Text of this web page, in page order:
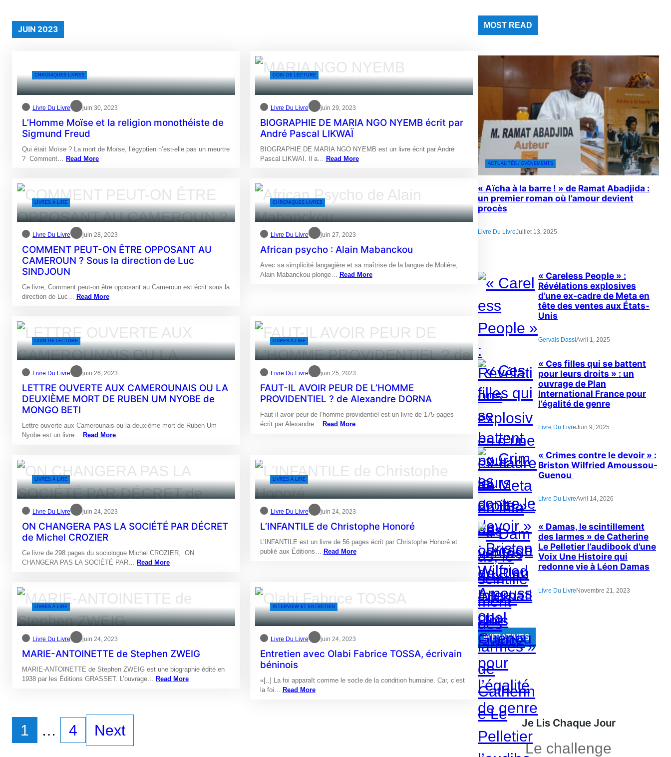
JUIN 2023
CHRONIQUES LIVRES
Livre Du Livre juin 30, 2023
L’Homme Moïse et la religion monothéiste de
Sigmund Freud
Qui était Moïse ? La mort de Moïse, l’égyptien n’est-elle pas un meurtre
? Comment… Read More
COIN DE LECTURE
Livre Du Livre juin 29, 2023
BIOGRAPHIE DE MARIA NGO NYEMB écrit par
André Pascal LIKWAÏ
BIOGRAPHIE DE MARIA NGO NYEMB est un livre écrit par André
Pascal LIKWAÏ. Il a… Read More
LIVRES À LIRE
Livre Du Livre juin 28, 2023
COMMENT PEUT-ON ÊTRE OPPOSANT AU
CAMEROUN ? Sous la direction de Luc
SINDJOUN
Ce livre, Comment peut-on être opposant au Cameroun est écrit sous la
direction de Luc… Read More
CHRONIQUES LIVRES
Livre Du Livre juin 27, 2023
African psycho : Alain Mabanckou
Avec sa simplicité langagière et sa maîtrise de la langue de Molière,
Alain Mabanckou plonge… Read More
COIN DE LECTURE
Livre Du Livre juin 26, 2023
LETTRE OUVERTE AUX CAMEROUNAIS OU LA
DEUXIÈME MORT DE RUBEN UM NYOBE de
MONGO BETI
Lettre ouverte aux Camerounais ou la deuxième mort de Ruben Um
Nyobe est un livre… Read More
LIVRES À LIRE
Livre Du Livre juin 25, 2023
FAUT-IL AVOIR PEUR DE L’HOMME
PROVIDENTIEL ? de Alexandre DORNA
Faut-il avoir peur de l’homme providentiel est un livre de 175 pages
écrit par Alexandre… Read More
LIVRES À LIRE
Livre Du Livre juin 24, 2023
ON CHANGERA PAS LA SOCIÉTÉ PAR DÉCRET
de Michel CROZIER
Ce livre de 298 pages du sociologue Michel CROZIER, ON
CHANGERA PAS LA SOCIÉTÉ PAR… Read More
LIVRES À LIRE
Livre Du Livre juin 24, 2023
L’INFANTILE de Christophe Honoré
L’INFANTILE est un livre de 56 pages écrit par Christophe Honoré et
publié aux Éditions… Read More
LIVRES À LIRE
Livre Du Livre juin 24, 2023
MARIE-ANTOINETTE de Stephen ZWEIG
MARIE-ANTOINETTE de Stephen ZWEIG est une biographie édité en
1938 par les Éditions GRASSET. L’ouvrage… Read More
INTERVIEW ET ENTRETIEN
Livre Du Livre juin 24, 2023
Entretien avec Olabi Fabrice TOSSA, écrivain
béninois
«[..] La foi apparaît comme le socle de la condition humaine. Car, c’est
la foi… Read More
1 … 4 Next
MOST READ
ACTUALITÉS / EVÉNEMENTS
« Aïcha à la barre ! » de Ramat Abadjida :
un premier roman où l’amour devient
procès
Livre Du LivreJuillet 13, 2025
« Careless People » :
Révélations explosives
d’une ex-cadre de Meta en
tête des ventes aux États-
Unis
Gervais DassiAvril 1, 2025
« Ces filles qui se battent
pour leurs droits » : un
ouvrage de Plan
International France pour
l’égalité de genre
Livre Du LivreJuin 9, 2025
« Crimes contre le devoir » :
Briston Wilfried Amoussou-
Guenou
Livre Du LivreAvril 14, 2026
« Damas, le scintillement
des larmes » de Catherine
Le Pelletier l’audibook d’une
Voix Une Histoire qui
redonne vie à Léon Damas
Livre Du LivreNovembre 21, 2023
INITIATIVES
Je Lis Chaque Jour
Le challenge